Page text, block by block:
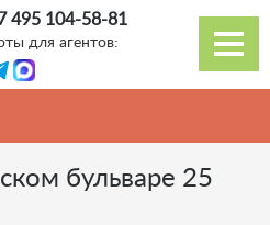
495 104-58-81
для агентов:
бульваре 25